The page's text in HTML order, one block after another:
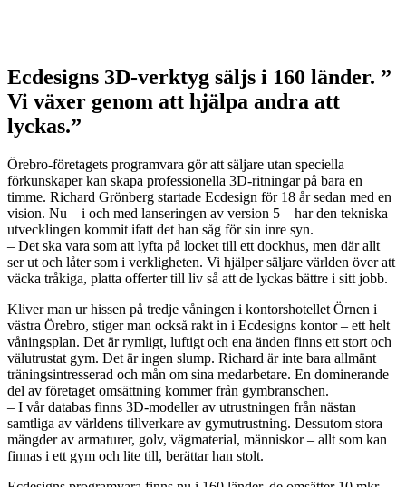
Ecdesigns 3D-verktyg säljs i 160 länder. ”
Vi växer genom att hjälpa andra att
lyckas.”
Örebro-företagets programvara gör att säljare utan speciella
förkunskaper kan skapa professionella 3D-ritningar på bara en
timme. Richard Grönberg startade Ecdesign för 18 år sedan med en
vision. Nu – i och med lanseringen av version 5 – har den tekniska
utvecklingen kommit ifatt det han såg för sin inre syn.
– Det ska vara som att lyfta på locket till ett dockhus, men där allt
ser ut och låter som i verkligheten. Vi hjälper säljare världen över att
väcka tråkiga, platta offerter till liv så att de lyckas bättre i sitt jobb.
Kliver man ur hissen på tredje våningen i kontorshotellet Örnen i
västra Örebro, stiger man också rakt in i Ecdesigns kontor – ett helt
våningsplan. Det är rymligt, luftigt och ena änden finns ett stort och
välutrustat gym. Det är ingen slump. Richard är inte bara allmänt
träningsintresserad och mån om sina medarbetare. En dominerande
del av företaget omsättning kommer från gymbranschen.
– I vår databas finns 3D-modeller av utrustningen från nästan
samtliga av världens tillverkare av gymutrustning. Dessutom stora
mängder av armaturer, golv, vägmaterial, människor – allt som kan
finnas i ett gym och lite till, berättar han stolt.